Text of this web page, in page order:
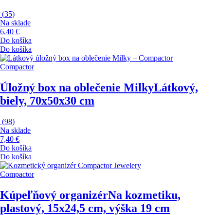
(35)
Na sklade
6,40 €
Do košíka
Do košíka
Compactor
Úložný box na oblečenie MilkyLátkový,
biely, 70x50x30 cm
(98)
Na sklade
7,40 €
Do košíka
Do košíka
Compactor
Kúpeľňový organizérNa kozmetiku,
plastový, 15x24,5 cm, výška 19 cm